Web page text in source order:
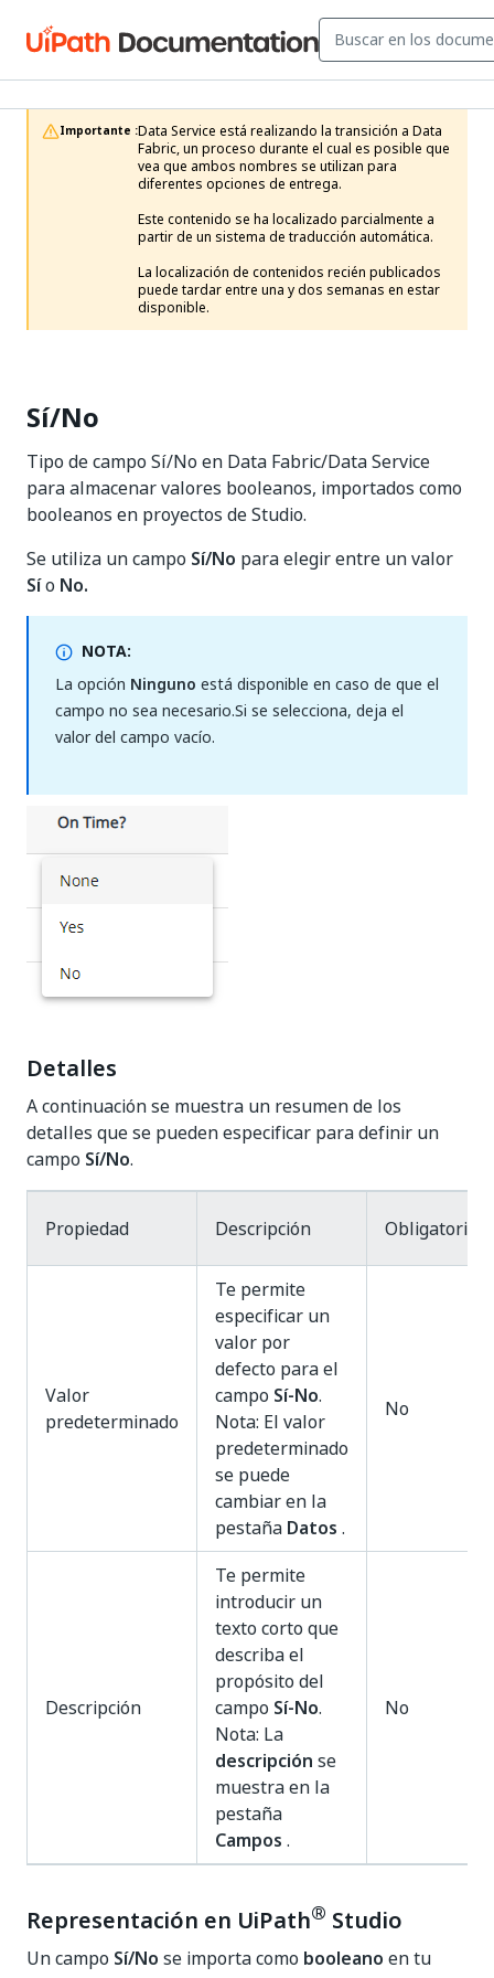
Importante :Data Service está realizando la transición a Data
Fabric, un proceso durante el cual es posible que
vea que ambos nombres se utilizan para
diferentes opciones de entrega.
Este contenido se ha localizado parcialmente a
partir de un sistema de traducción automática.
La localización de contenidos recién publicados
puede tardar entre una y dos semanas en estar
disponible.
Sí/No
Tipo de campo Sí/No en Data Fabric/Data Service
para almacenar valores booleanos, importados como
booleanos en proyectos de Studio.
Se utiliza un campo Sí/No para elegir entre un valor
Sío No.
NOTA:
La opción Ninguno está disponible en caso de que el
campo no sea necesario.Si se selecciona, deja el
valor del campo vacío.
Detalles
A continuación se muestra un resumen de los
detalles que se pueden especificar para definir un
campo Sí/No.
Propiedad Descripción Obligatorio
Valor
predeterminado
Te permite
especificar un
valor por
defecto para el
campo Sí-No.
Nota: El valor
predeterminado
se puede
cambiar en la
pestaña Datos .
No
Descripción
Te permite
introducir un
texto corto que
describa el
propósito del
campo Sí-No.
Nota: La
descripción se
muestra en la
pestaña
Campos .
No
Representación en UiPath® Studio
Un campo Sí/No se importa como booleano en tu